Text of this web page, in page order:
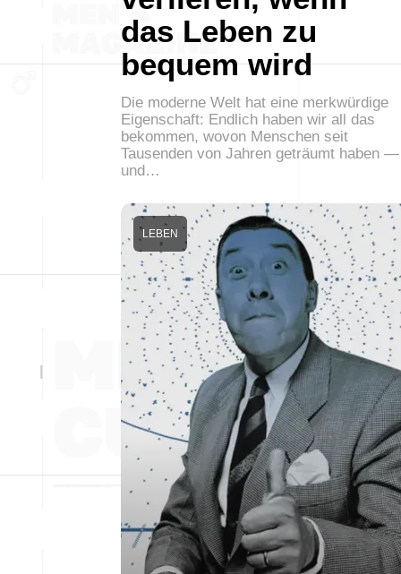
das Leben zu
bequem wird
Die moderne Welt hat eine merkwürdige
Eigenschaft: Endlich haben wir all das
bekommen, wovon Menschen seit
Tausenden von Jahren geträumt haben —
und…
LEBEN